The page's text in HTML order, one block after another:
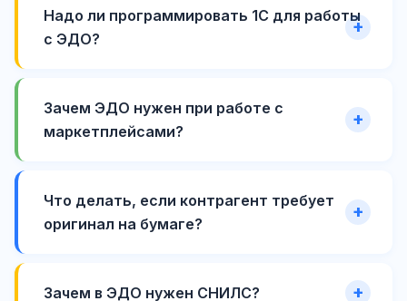
Надо ли программировать 1С для работы
с ЭДО?
Зачем ЭДО нужен при работе с
маркетплейсами?
Что делать, если контрагент требует
оригинал на бумаге?
Зачем в ЭДО нужен СНИЛС?